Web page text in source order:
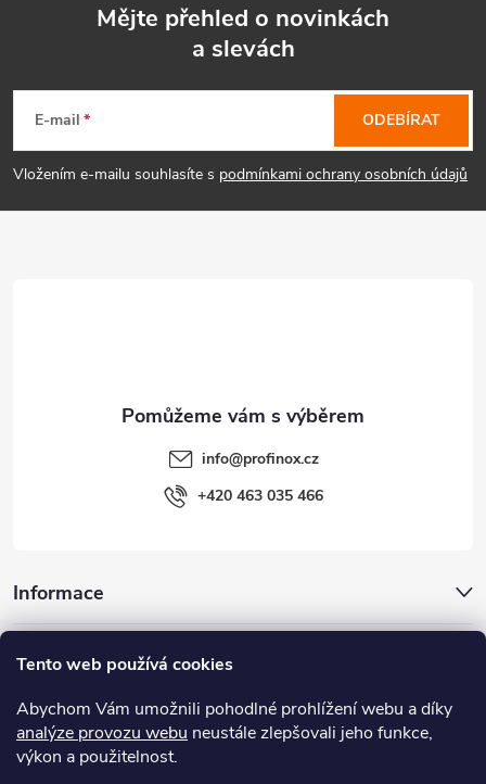
Tento web používá cookies
Abychom Vám umožnili pohodlné prohlížení webu a díky
analýze provozu webu neustále zlepšovali jeho funkce,
výkon a použitelnost.
p
a
Mějte přehled o novinkách
a slevách
E-mail
Vložením e-mailu souhlasíte s podmínkami ochrany osobních údajů
ODEBÍRAT
Informace
Inspirace
Užitečné odkazy
info@profinox.cz
+420 463 035 466